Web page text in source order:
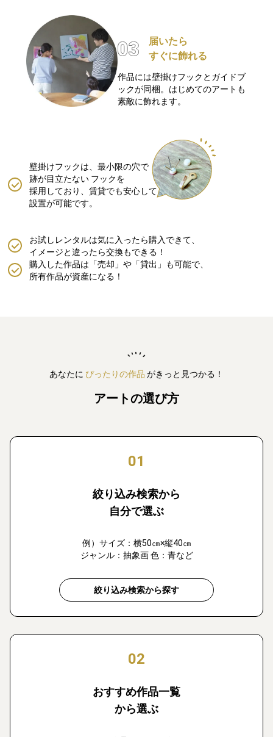
届いたら
すぐに飾れる
作品には壁掛けフックとガイドブ
ックが同梱。はじめてのアートも
素敵に飾れます。
壁掛けフックは、最小限の穴で
跡が目立たない フックを
採用しており、賃貸でも安心して
設置が可能です。
購入した作品は「売却」や「貸出」も可能で、
所有作品が資産になる！
お試しレンタルは気に入ったら購入できて、
イメージと違ったら交換もできる！
あなたに ぴったりの作品 がきっと見つかる！
アートの選び方
01
絞り込み検索から
自分で選ぶ
例）サイズ：横50㎝×縦40㎝
ジャンル：抽象画 色：青など
絞り込み検索から探す
02
おすすめ作品一覧
から選ぶ